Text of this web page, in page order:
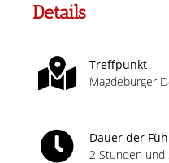
Details
Treffpunkt
Magdeburger
Dauer der
2 Stunden